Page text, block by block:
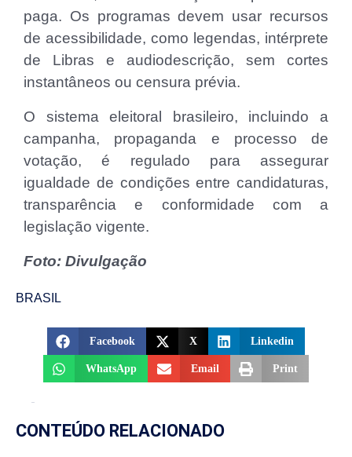
paga. Os programas devem usar recursos
de acessibilidade, como legendas, intérprete
de Libras e audiodescrição, sem cortes
instantâneos ou censura prévia.
O sistema eleitoral brasileiro, incluindo a
campanha, propaganda e processo de
votação, é regulado para assegurar
igualdade de condições entre candidaturas,
transparência e conformidade com a
legislação vigente.
Foto: Divulgação
BRASIL
Facebook X Linkedin
WhatsApp Email Print
CONTEÚDO RELACIONADO